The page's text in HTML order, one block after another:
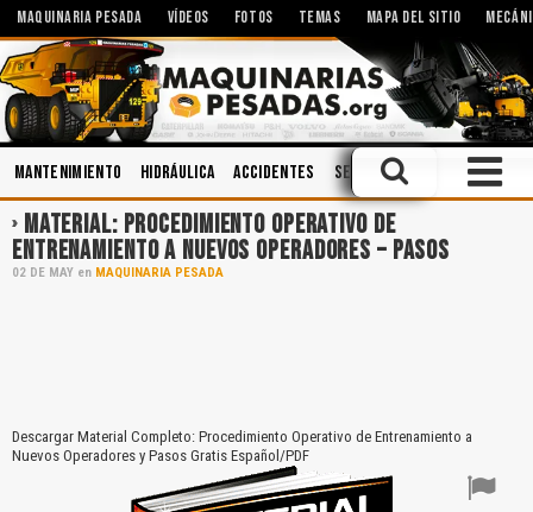
MAQUINARIA PESADA VÍDEOS FOTOS TEMAS MAPA DEL SITIO
Mantenimiento Hidráulica Accidentes Seguridad Industrial
MATERIAL: PROCEDIMIENTO OPERATIVO DE
ENTRENAMIENTO A NUEVOS OPERADORES – PASOS
02 DE MAY en MAQUINARIA PESADA
Descargar Material Completo: Procedimiento Operativo de Entrenamiento a
Nuevos Operadores y Pasos Gratis Español/PDF